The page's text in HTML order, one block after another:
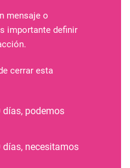
mensaje o
importante definir
cerrar esta
días, podemos
necesitamos